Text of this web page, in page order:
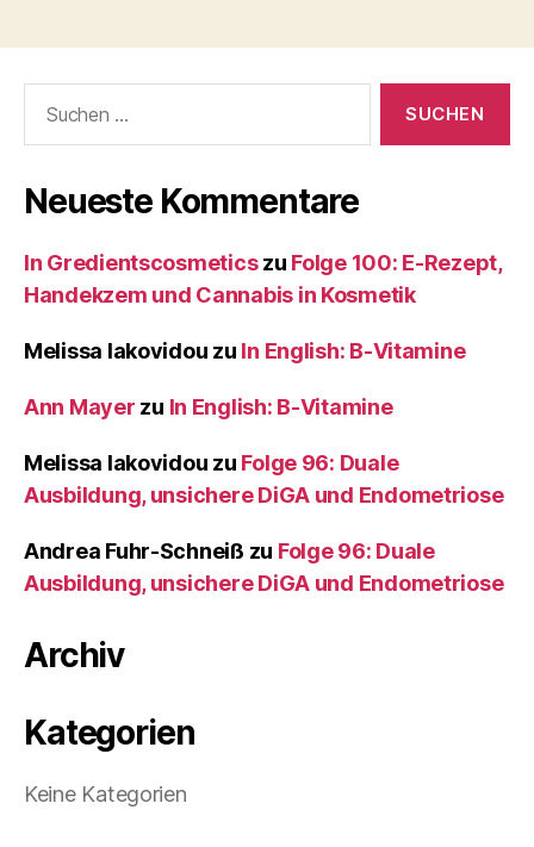
nach:
Neueste Kommentare
In Gredientscosmeticszu Folge 100: E-Rezept,
Handekzem und Cannabis in Kosmetik
Melissa Iakovidou zu In English: B-Vitamine
Ann Mayer zu In English: B-Vitamine
Melissa Iakovidou zu Folge 96: Duale
Ausbildung, unsichere DiGA und Endometriose
Andrea Fuhr-Schneiß zu Folge 96: Duale
Ausbildung, unsichere DiGA und Endometriose
Archiv
Kategorien
Keine Kategorien